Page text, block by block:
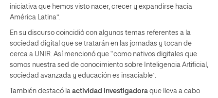
iniciativa que hemos visto nacer, crecer y expandirse hacia
América Latina”.
En su discurso coincidió con algunos temas referentes a la
sociedad digital que se tratarán en las jornadas y tocan de
cerca a UNIR. Así mencionó que “como nativos digitales que
somos nuestra sed de conocimiento sobre Inteligencia Artificial,
sociedad avanzada y educación es insaciable”.
También destacó la actividad investigadora que lleva a cabo